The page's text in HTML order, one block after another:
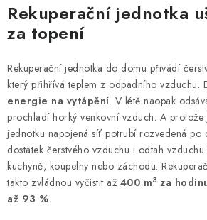
Rekuperační jednotka
za topení
Rekuperační jednotka do domu přivádí
který přihřívá teplem z odpadního vzduchu.
energie na vytápění. V létě naopak
prochladí horký venkovní vzduch. A
jednotku napojená síť potrubí rozvedená po
dostatek čerstvého vzduchu i odtah
kuchyně, koupelny nebo záchodu.
takto zvládnou vyčistit až 400 m3 za
až 93 %.